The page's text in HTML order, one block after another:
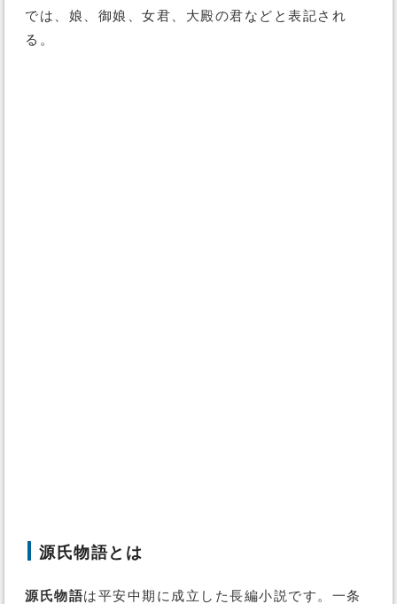
では、娘、御娘、女君、大殿の君などと表記され
る。
源氏物語とは
源氏物語は平安中期に成立した長編小説です。一条